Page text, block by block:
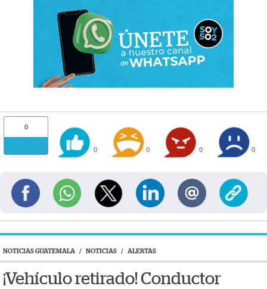
0
0 0 0 0
NOTICIAS GUATEMALA / NOTICIAS / ALERTAS
¡Vehículo retirado! Conductor